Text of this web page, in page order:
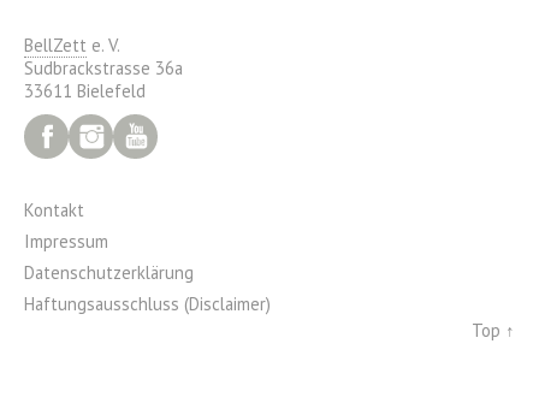
BellZett e. V.
Sudbrackstrasse 36a
33611 Bielefeld
FacebookInstagram
Kontakt
Impressum
Datenschutzerklärung
Haftungsausschluss (Disclaimer)
Top ↑